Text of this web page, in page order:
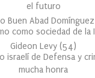
el futuro
Buen Abad Domínguez
como sociedad de la
Gideon Levy (54)
israelí de Defensa y
mucha honra